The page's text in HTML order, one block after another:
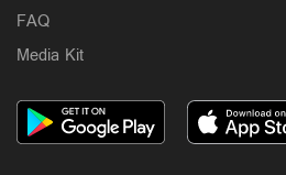
FAQ
Media Kit